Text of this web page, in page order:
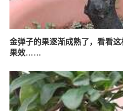
金弹子的果逐渐成熟了，看看
果效……